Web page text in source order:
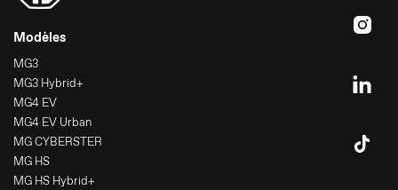
Modèles
MG3
MG3 Hybrid+
MG4 EV
MG4 EV Urban
MG CYBERSTER
MG HS
MG HS Hybrid+